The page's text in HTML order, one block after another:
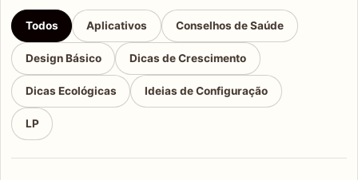
Todos Aplicativos Conselhos de Saúde
Design Básico Dicas de Crescimento
Dicas Ecológicas Ideias de Configuração
LP